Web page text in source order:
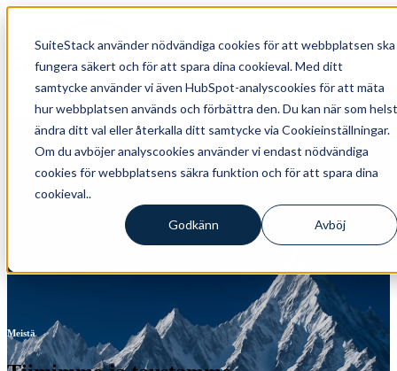
SuiteStack använder nödvändiga cookies för att webbplatsen ska
fungera säkert och för att spara dina cookieval. Med ditt
samtycke använder vi även HubSpot-analyscookies för att mäta
hur webbplatsen används och förbättra den. Du kan när som helst
ändra ditt val eller återkalla ditt samtycke via Cookieinställningar.
Om du avböjer analyscookies använder vi endast nödvändiga
cookies för webbplatsens säkra funktion och för att spara dina
cookieval..
Godkänn Avböj
Open main navigation
Meistä